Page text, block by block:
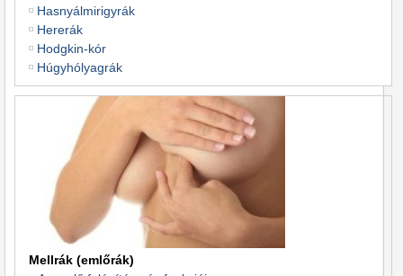
Hasnyálmirigyrák
Hererák
Hodgkin-kór
Húgyhólyagrák
Mellrák (emlőrák)